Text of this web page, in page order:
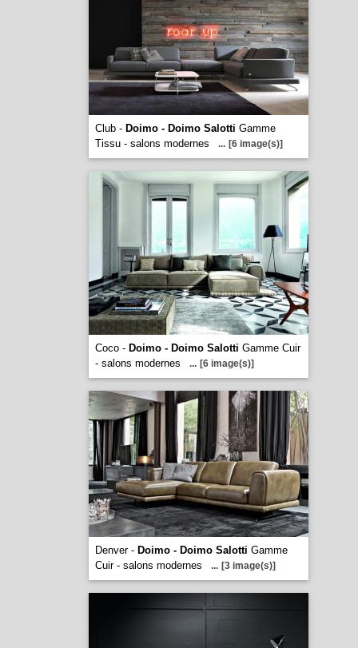
Club - Doimo - Doimo Salotti Gamme
Tissu - salons modernes
... [6 image(s)]
Coco - Doimo - Doimo Salotti Gamme Cuir
- salons modernes
... [6 image(s)]
Denver - Doimo - Doimo Salotti Gamme
Cuir - salons modernes
... [3 image(s)]